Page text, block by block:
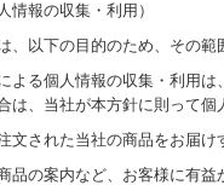
情報の収集・利用）
、以下の目的のため、その範
よる個人情報の収集・利用
は、当社が本方針に則って個
文された当社の商品をお届
品の案内など、お客様に有